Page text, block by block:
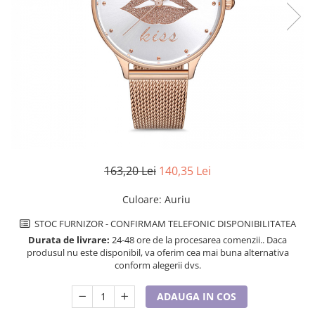
Seturi cadou barbati portofel si curea
Cadouri personalizate barbati
Cadouri copii bebelusi 0+
Cadouri craciun copii
Colectia Disney
Sticlă pentru apa Personalizată
Sepci personalizate
Seturi cadou pentru copii KID's Collection
Bannere personalizate scoli si gradinite
Caserole personalizate sandwich
163,20 Lei 140,35 Lei
Culoare: Auriu
STOC FURNIZOR - CONFIRMAM TELEFONIC DISPONIBILITATEA
Durata de livrare: 24-48 ore de la procesarea comenzii.. Daca
produsul nu este disponibil, va oferim cea mai buna alternativa
conform alegerii dvs.
ADAUGA IN COS